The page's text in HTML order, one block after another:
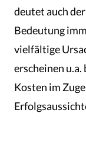
deutet auch
Bedeutung
vielfältige
erscheinen
Kosten im